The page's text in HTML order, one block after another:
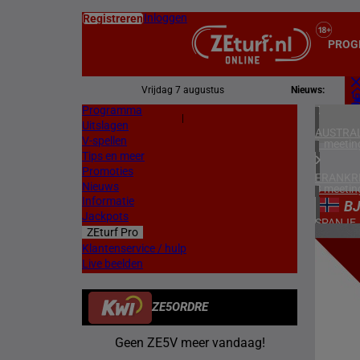
RegistrerenInloggen
Vrijdag 7 augustus Nieuws:
Programma
Uitslagen
V-spellen
Tips en meer
Promoties
Nieuws
Informatie
Jackpots
ZEturf Pro
Klantenservice / hulp
Live beelden
ZE5ORDRE
Geen ZE5V meer vandaag!
1
3
SPANJE
ZWEDEN
2
5
25/03/